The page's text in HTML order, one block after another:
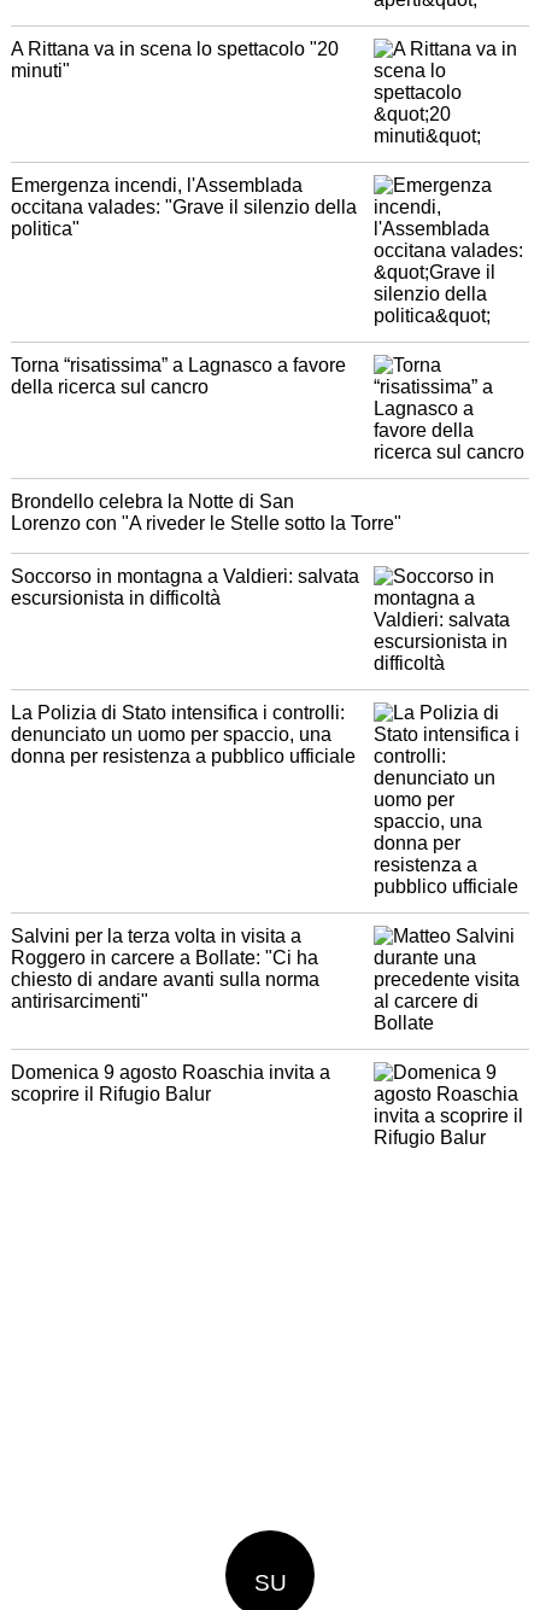
A Rittana va in scena lo spettacolo "20
minuti"
Emergenza incendi, l'Assemblada
occitana valades: "Grave il silenzio della
politica"
Torna “risatissima” a Lagnasco a favore
della ricerca sul cancro
Brondello celebra la Notte di San
Lorenzo con "A riveder le Stelle sotto la Torre"
Soccorso in montagna a Valdieri: salvata
escursionista in difficoltà
La Polizia di Stato intensifica i controlli:
denunciato un uomo per spaccio, una
donna per resistenza a pubblico ufficiale
Salvini per la terza volta in visita a
Roggero in carcere a Bollate: "Ci ha
chiesto di andare avanti sulla norma
antirisarcimenti"
Domenica 9 agosto Roaschia invita a
scoprire il Rifugio Balur
SU